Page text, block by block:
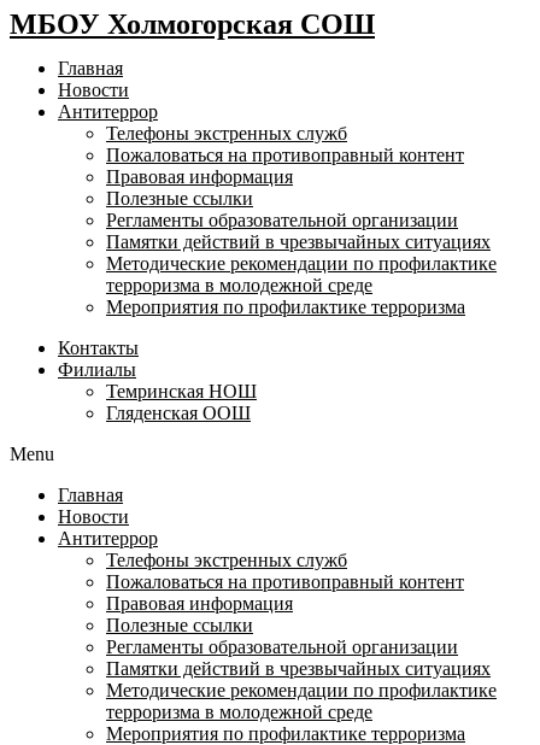
МБОУ Холмогорская СОШ
Главная
Новости
Антитеррор
Телефоны экстренных служб
Пожаловаться на противоправный контент
Правовая информация
Полезные ссылки
Регламенты образовательной организации
Памятки действий в чрезвычайных ситуациях
Методические рекомендации по профилактике
терроризма в молодежной среде
Мероприятия по профилактике терроризма
Контакты
Филиалы
Темринская НОШ
Гляденская ООШ
Menu
Главная
Новости
Антитеррор
Телефоны экстренных служб
Пожаловаться на противоправный контент
Правовая информация
Полезные ссылки
Регламенты образовательной организации
Памятки действий в чрезвычайных ситуациях
Методические рекомендации по профилактике
терроризма в молодежной среде
Мероприятия по профилактике терроризма